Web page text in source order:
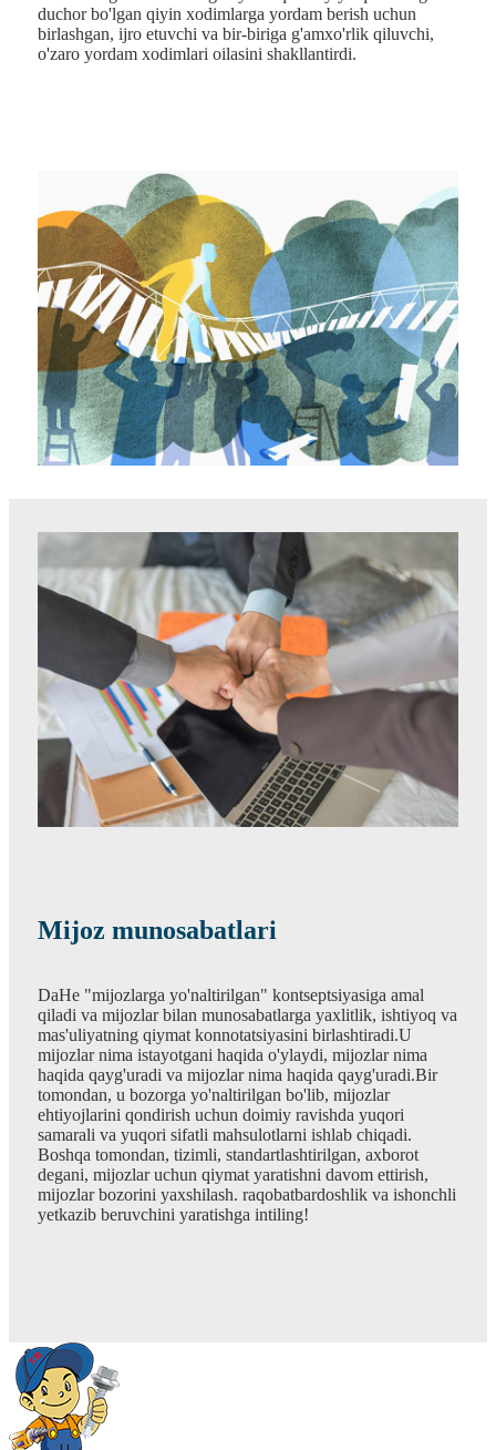
duchor bo'lgan qiyin xodimlarga yordam berish uchun
birlashgan, ijro etuvchi va bir-biriga g'amxo'rlik qiluvchi,
o'zaro yordam xodimlari oilasini shakllantirdi.
Mijoz munosabatlari
DaHe "mijozlarga yo'naltirilgan" kontseptsiyasiga amal
qiladi va mijozlar bilan munosabatlarga yaxlitlik, ishtiyoq va
mas'uliyatning qiymat konnotatsiyasini birlashtiradi.U
mijozlar nima istayotgani haqida o'ylaydi, mijozlar nima
haqida qayg'uradi va mijozlar nima haqida qayg'uradi.Bir
tomondan, u bozorga yo'naltirilgan bo'lib, mijozlar
ehtiyojlarini qondirish uchun doimiy ravishda yuqori
samarali va yuqori sifatli mahsulotlarni ishlab chiqadi.
Boshqa tomondan, tizimli, standartlashtirilgan, axborot
degani, mijozlar uchun qiymat yaratishni davom ettirish,
mijozlar bozorini yaxshilash. raqobatbardoshlik va ishonchli
yetkazib beruvchini yaratishga intiling!